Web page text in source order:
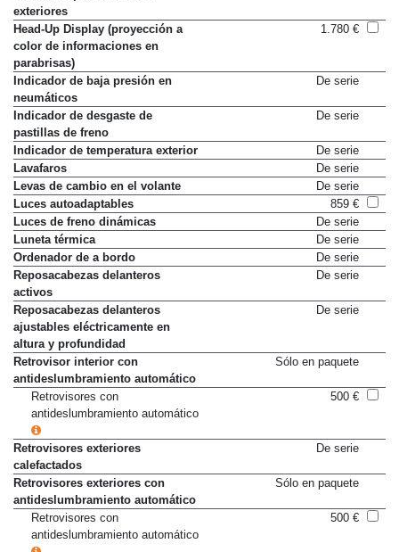
ISOFIX en plazas traseras
exteriores
Head-Up Display (proyección a
color de informaciones en
parabrisas)
Indicador de baja presión en
neumáticos
Indicador de desgaste de
pastillas de freno
Indicador de temperatura exterior
De serie
Lavafaros
De serie
Levas de cambio en el volante
De serie
Luces autoadaptables
859 €
Luces de freno dinámicas
De serie
Luneta térmica
De serie
Ordenador de a bordo
De serie
Reposacabezas delanteros
activos
Reposacabezas delanteros
ajustables eléctricamente en
altura y profundidad
Retrovisor interior con
antideslumbramiento automático
Retrovisores con
antideslumbramiento automático
Retrovisores exteriores
calefactados
Retrovisores exteriores con
antideslumbramiento automático
Retrovisores con
antideslumbramiento automático